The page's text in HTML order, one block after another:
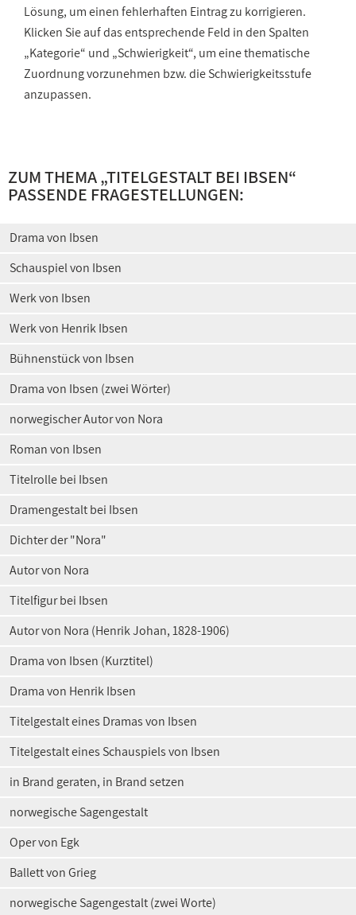
Lösung, um einen fehlerhaften Eintrag zu korrigieren.
Klicken Sie auf das entsprechende Feld in den Spalten
„Kategorie“ und „Schwierigkeit“, um eine thematische
Zuordnung vorzunehmen bzw. die Schwierigkeitsstufe
anzupassen.
ZUM THEMA „TITELGESTALT BEI IBSEN“
PASSENDE FRAGESTELLUNGEN:
Drama von Ibsen
Schauspiel von Ibsen
Werk von Ibsen
Werk von Henrik Ibsen
Bühnenstück von Ibsen
Drama von Ibsen (zwei Wörter)
norwegischer Autor von Nora
Roman von Ibsen
Titelrolle bei Ibsen
Dramengestalt bei Ibsen
Dichter der "Nora"
Autor von Nora
Titelfigur bei Ibsen
Autor von Nora (Henrik Johan, 1828-1906)
Drama von Ibsen (Kurztitel)
Drama von Henrik Ibsen
Titelgestalt eines Dramas von Ibsen
Titelgestalt eines Schauspiels von Ibsen
in Brand geraten, in Brand setzen
norwegische Sagengestalt
Oper von Egk
Ballett von Grieg
norwegische Sagengestalt (zwei Worte)